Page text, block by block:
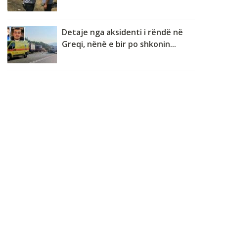
Detaje nga aksidenti i rëndë në
Greqi, nënë e bir po shkonin...